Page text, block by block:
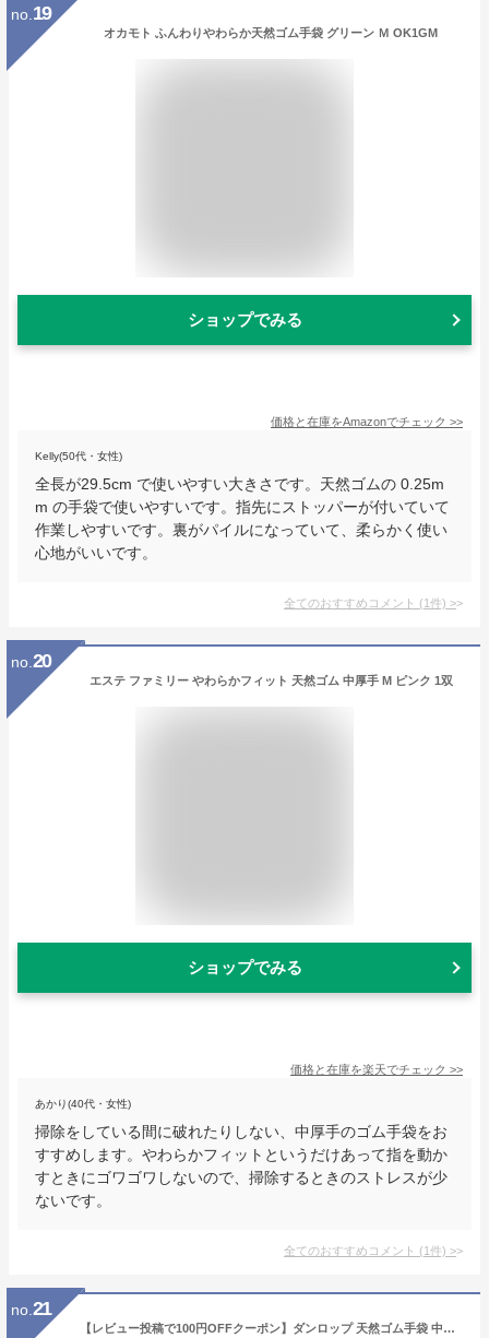
no. 19
オカモト ふんわりやわらか天然ゴム手袋 グリーン Ｍ OK1GM
ショップでみる
価格と在庫をAmazonでチェック >>
Kelly(50代・女性)
全長が29.5cm で使いやすい大きさです。天然ゴムの 0.25m
m の手袋で使いやすいです。指先にストッパーが付いていて
作業しやすいです。裏がパイルになっていて、柔らかく使い
心地がいいです。
全てのおすすめコメント (1件) >
no. 20
エステ ファミリー やわらかフィット 天然ゴム 中厚手 M ピンク 1双
ショップでみる
価格と在庫を楽天でチェック >>
あかり(40代・女性)
掃除をしている間に破れたりしない、中厚手のゴム手袋をお
すすめします。やわらかフィットというだけあって指を動か
すときにゴワゴワしないので、掃除するときのストレスが少
ないです。
全てのおすすめコメント (1件) >
no. 21
【レビュー投稿で100円OFFクーポン】ダンロップ 天然ゴム手袋 中厚手 ピンク Mサイズ SP-8 06785 厚手タイプ 掃除用手袋 清掃 清掃